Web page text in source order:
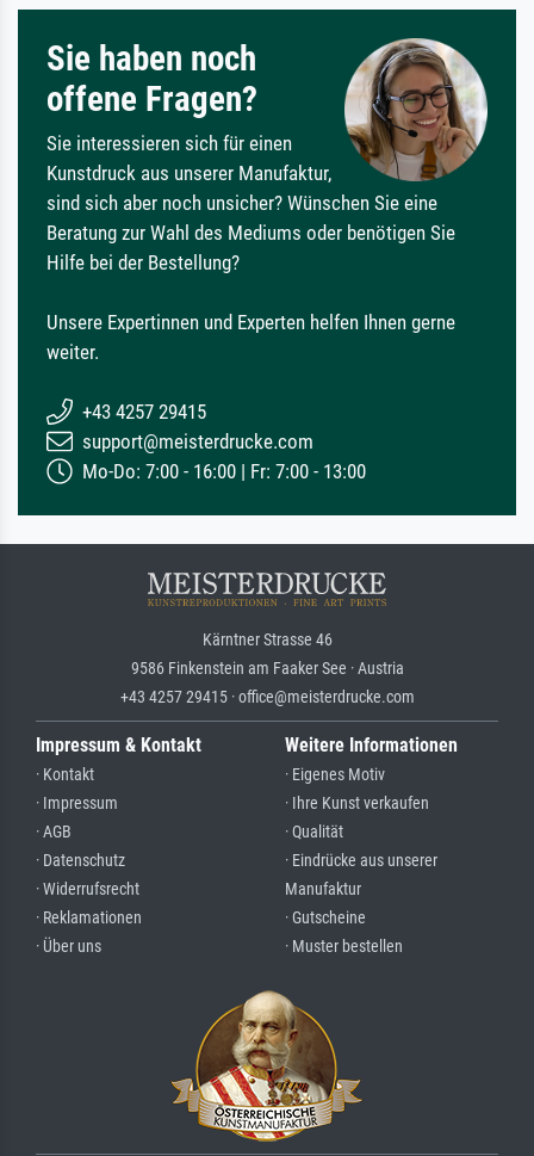
Sie haben noch
offene Fragen?
Sie interessieren sich für einen
Kunstdruck aus unserer Manufaktur,
sind sich aber noch unsicher? Wünschen Sie eine
Beratung zur Wahl des Mediums oder benötigen Sie
Hilfe bei der Bestellung?
Unsere Expertinnen und Experten helfen Ihnen gerne
weiter.
+43 4257 29415
support@meisterdrucke.com
Mo-Do: 7:00 - 16:00 | Fr: 7:00 - 13:00
Kärntner Strasse 46
9586 Finkenstein am Faaker See · Austria
+43 4257 29415 · office@meisterdrucke.com
Impressum & Kontakt
· Kontakt
· Impressum
· AGB
· Datenschutz
· Widerrufsrecht
· Reklamationen
· Über uns
Weitere Informationen
· Eigenes Motiv
· Ihre Kunst verkaufen
· Qualität
· Eindrücke aus unserer
Manufaktur
· Gutscheine
· Muster bestellen